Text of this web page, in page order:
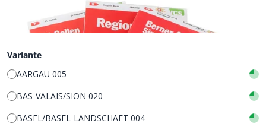
Variante
AARGAU 005
BAS-VALAIS/SION 020
BASEL/BASEL-LANDSCHAFT 004